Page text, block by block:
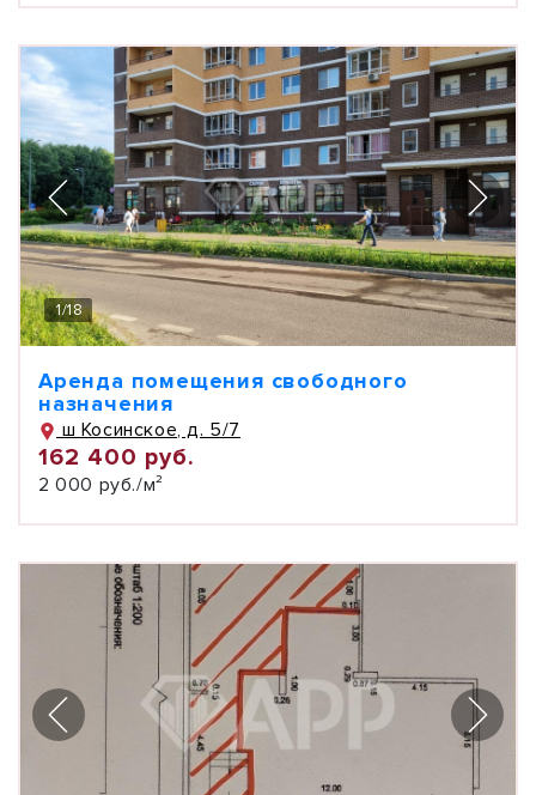
1/18
Аренда помещения свободного
назначения
ш Косинское, д. 5/7
162 400 руб.
2 000 руб./м²